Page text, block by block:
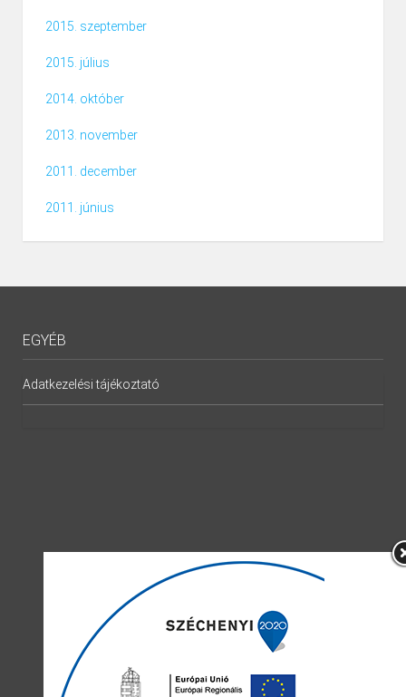
2015. szeptember
2015. július
2014. október
2013. november
2011. december
2011. június
EGYÉB
Adatkezelési tájékoztató